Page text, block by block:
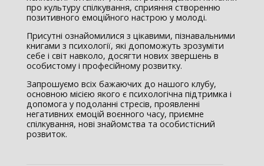
про культуру спілкування, сприяння створенню
позитивного емоційного настрою у молоді.
Присутні ознайомилися з цікавими, пізнавальними
книгами з психології, які допоможуть зрозуміти
себе і світ навколо, досягти нових звершень в
особистому і професійному розвитку.
Запрошуємо всіх бажаючих до нашого клубу,
основною місією якого є психологічна підтримка і
допомога у подоланні стресів, проявленні
негативних емоцій воєнного часу, приємне
спілкування, нові знайомства та особистісний
розвиток.